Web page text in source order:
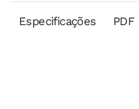
Especificações PDF